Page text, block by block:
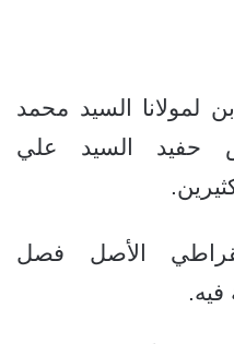
لمولانا السيد محمد
حفيد السيد علي
الأصل فصل
فيه.